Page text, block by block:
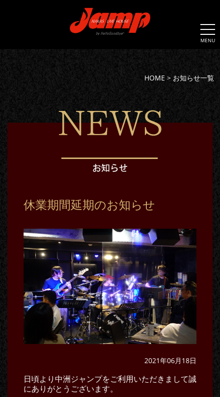
MENU
HOME > お知らせ一覧
休業期間延期のお知らせ
2021年06月18日
日頃より中洲ジャンプをご利用いただきまして誠
にありがとうございます。